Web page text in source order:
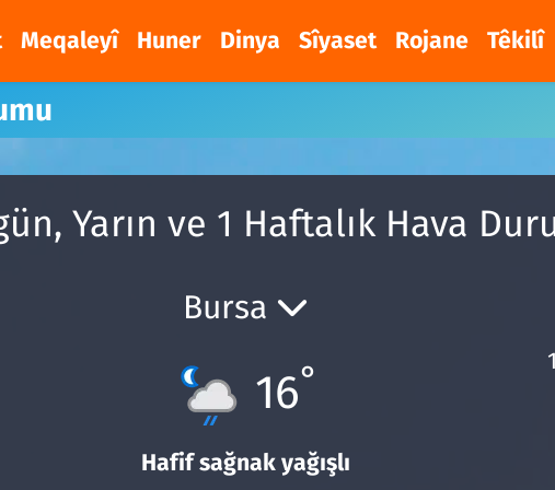
Meqaleyî Huner Dinya Sîyaset Rojane Têkilî
Yarın ve 1 Haftalık Hava
Bursa
16°
Hafif sağnak yağışlı